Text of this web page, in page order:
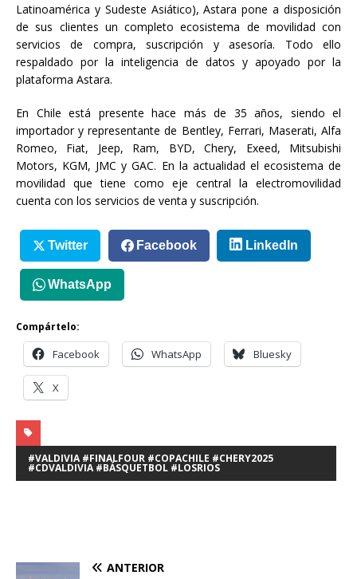
Latinoamérica y Sudeste Asiático), Astara pone a disposición
de sus clientes un completo ecosistema de movilidad con
servicios de compra, suscripción y asesoría. Todo ello
respaldado por la inteligencia de datos y apoyado por la
plataforma Astara.
En Chile está presente hace más de 35 años, siendo el
importador y representante de Bentley, Ferrari, Maserati, Alfa
Romeo, Fiat, Jeep, Ram, BYD, Chery, Exeed, Mitsubishi
Motors, KGM, JMC y GAC. En la actualidad el ecosistema de
movilidad que tiene como eje central la electromovilidad
cuenta con los servicios de venta y suscripción.
Twitter Facebook LinkedIn
WhatsApp
Compártelo:
Facebook WhatsApp Bluesky
X
#VALDIVIA #FINALFOUR #COPACHILE #CHERY2025
#CDVALDIVIA #BÁSQUETBOL #LOSRIOS
ANTERIOR